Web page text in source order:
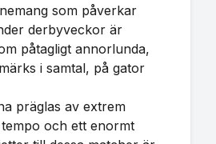
som påverkar
derbyveckor är
påtagligt annorlunda,
i samtal, på gator
präglas av extrem
och ett enormt